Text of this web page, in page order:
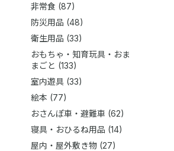
非常食 (87)
防災用品 (48)
衛生用品 (33)
おもちゃ・知育玩具・おま
まごと (133)
室内遊具 (33)
絵本 (77)
おさんぽ車・避難車 (62)
寝具・おひるね用品 (14)
屋内・屋外敷き物 (27)